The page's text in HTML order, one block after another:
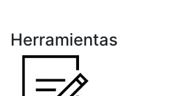
Herramientas